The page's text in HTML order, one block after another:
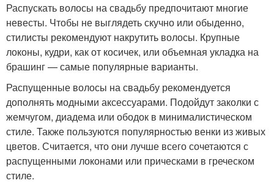
Распускать волосы на свадьбу предпочитают многие
невесты. Чтобы не выглядеть скучно или обыденно,
стилисты рекомендуют накрутить волосы. Крупные
локоны, кудри, как от косичек, или объемная укладка на
брашинг — самые популярные варианты.
Распущенные волосы на свадьбу рекомендуется
дополнять модными аксессуарами. Подойдут заколки с
жемчугом, диадема или ободок в минималистическом
стиле. Также пользуются популярностью венки из живых
цветов. Считается, что они лучше всего сочетаются с
распущенными локонами или прическами в греческом
стиле.